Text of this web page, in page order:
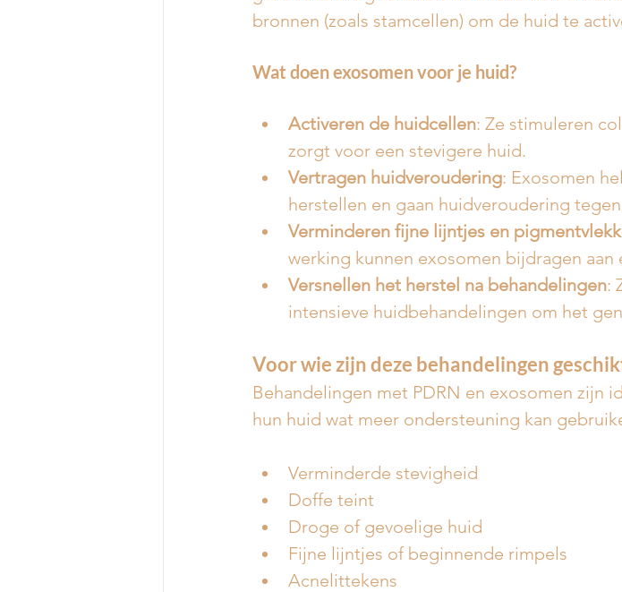
bronnen (zoals stamcellen) om de huid te
Wat doen exosomen voor je huid?
Activeren de huidcellen: Ze stimuleren
zorgt voor een stevigere huid.
Vertragen huidveroudering: Exosomen
herstellen en gaan huidveroudering
Verminderen fijne lijntjes en
werking kunnen exosomen bijdragen aan
Versnellen het herstel na behandelingen:
intensieve huidbehandelingen om het
Voor wie zijn deze behandelingen
Behandelingen met PDRN en exosomen zijn
hun huid wat meer ondersteuning kan
Verminderde stevigheid
Doffe teint
Droge of gevoelige huid
Fijne lijntjes of beginnende rimpels
Acnelittekens